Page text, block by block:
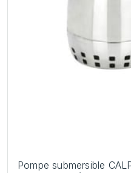
Pompe submersible